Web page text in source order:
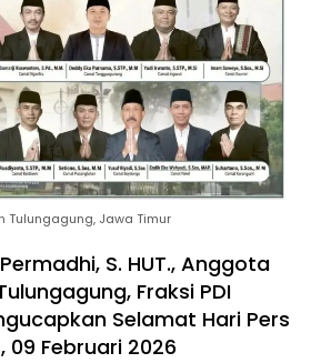
Tulungagung, Jawa Timur
S. HUT., Anggota
Fraksi PDI
Selamat Hari Pers
09 Februari 2026